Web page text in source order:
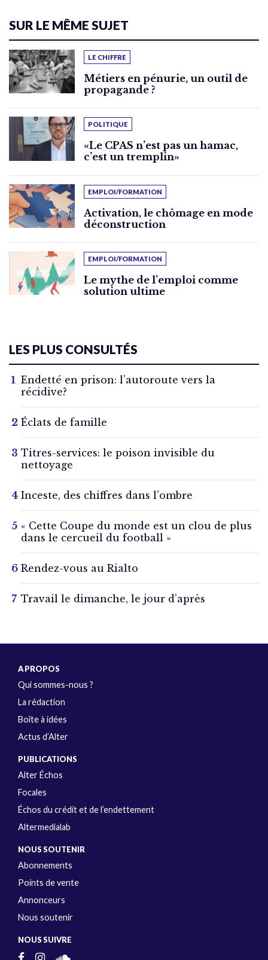
SUR LE MÊME SUJET
LE CHIFFRE
Métiers en pénurie, un outil de
propagande ?
POLITIQUE
«Le CPAS n’est pas un hamac,
c’est un tremplin»
EMPLOI/FORMATION
Activation, le chômage en mode
déconstruction
EMPLOI/FORMATION
Le mythe de l’emploi comme
solution ultime
LES PLUS CONSULTÉS
Endetté en prison: l’autoroute vers la
récidive?
Éclats de famille
Titres-services: le poison invisible du
nettoyage
Inceste, des chiffres dans l’ombre
« Cette Coupe du monde est un clou de plus
dans le cercueil du football »
Rendez-vous au Rialto
Travail le dimanche, le jour d’après
A PROPOS
Qui sommes-nous ?
La rédaction
Boîte à idées
Actus d’Alter
PUBLICATIONS
Alter Échos
Focales
Échos du crédit et de l’endettement
Altermedialab
NOUS SOUTENIR
Abonnements
Points de vente
Annonceurs
Nous soutenir
NOUS SUIVRE